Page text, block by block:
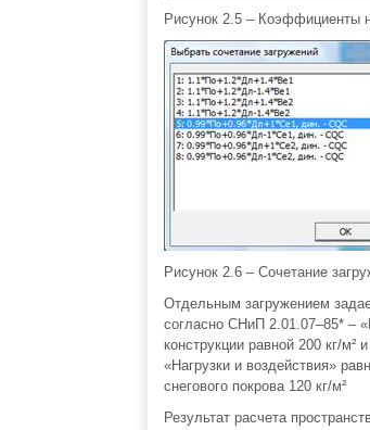
Рисунок 2.5 – Коэффициенты
Рисунок 2.6 – Сочетание
Отдельным загружением
согласно СНиП 2.01.07–85* –
конструкции равной 200 кг/
«Нагрузки и воздействия»
снегового покрова 120 кг/м²
Результат расчета